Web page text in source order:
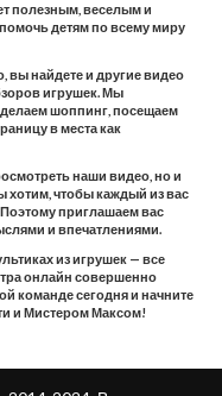
полезным, веселым и
детям по всему миру
вы найдете и другие видео
игрушек. Мы
шоппинг, посещаем
в места как
наши видео, но и
хотим, чтобы каждый из вас
приглашаем вас
и впечатлениями.
из игрушек — все
онлайн совершенно
команде сегодня и начните
и Мистером Максом!